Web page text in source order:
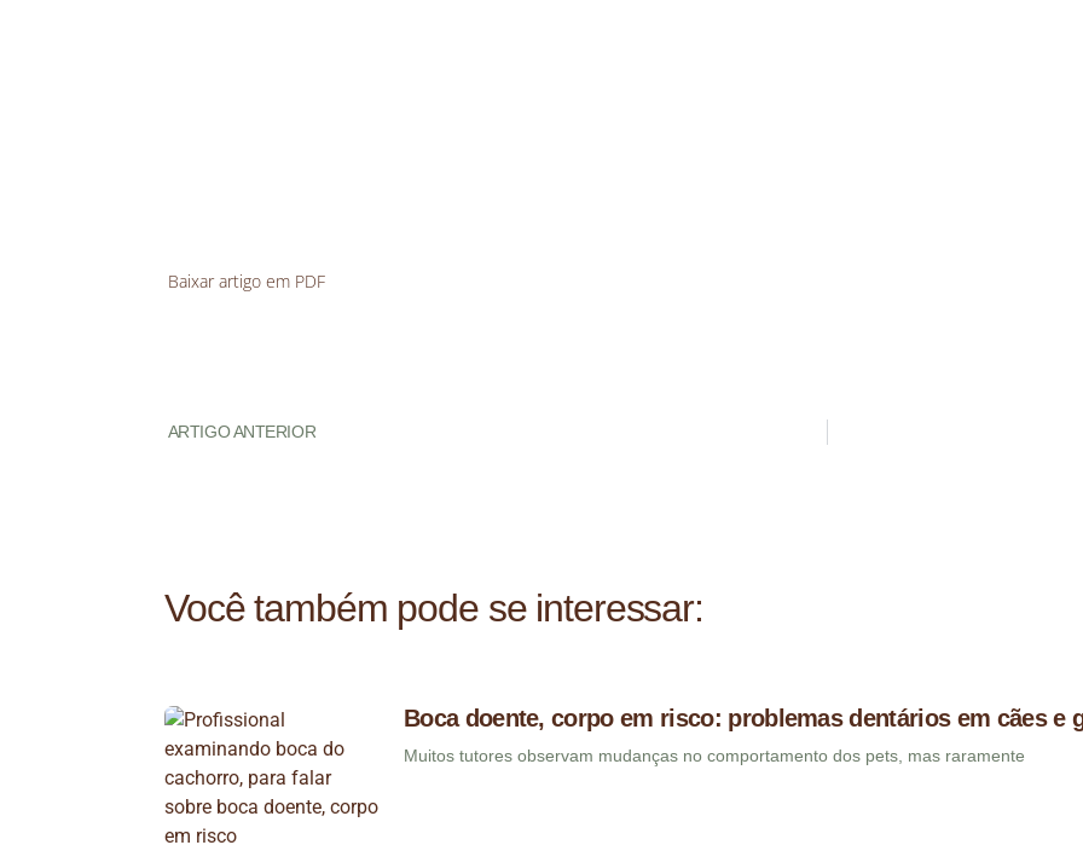
Baixar artigo em PDF
ARTIGO ANTERIOR
Você também pode se interessar:
Boca doente, corpo em risco: problemas dentários em cães e
Muitos tutores observam mudanças no comportamento dos pets, mas raramente